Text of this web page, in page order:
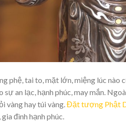
phệ, tai to, mặt lớn, miệng lúc nào
an lạc, hạnh phúc, may mắn.
vàng hay túi vàng.Đặt tượng Phật
đình hạnh phúc.